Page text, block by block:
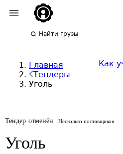
Найти грузы
Главная
Тендеры
Уголь
Как
Тендер отменён Несколько поставщиков
Уголь